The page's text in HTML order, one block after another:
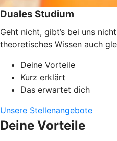
Duales Studium
Geht nicht, gibt’s bei uns
theoretisches Wissen auch
Deine Vorteile
Kurz erklärt
Das erwartet dich
Unsere Stellenangebote
Deine Vorteile